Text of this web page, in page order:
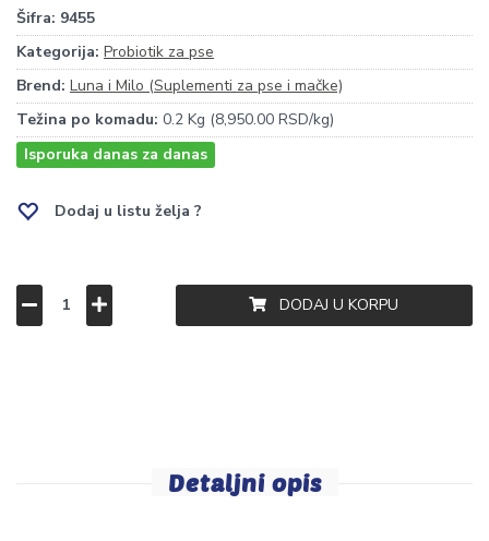
Šifra: 9455
Kategorija: Probiotik za pse
Brend: Luna i Milo (Suplementi za pse i mačke)
Težina po komadu: 0.2 Kg (8,950.00 RSD/kg)
Isporuka danas za danas
Dodaj u listu želja ?
DODAJ U KORPU
Detaljni opis